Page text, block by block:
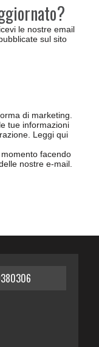
le nostre email
sul sito
di marketing.
tue informazioni
Leggi qui
facendo
nostre e-mail.